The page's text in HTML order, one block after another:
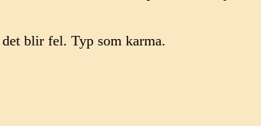
blir fel. Typ som karma.